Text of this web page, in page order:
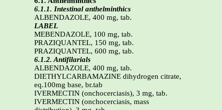
6.1.1. Intestinal anthelminthics
ALBENDAZOLE, 400 mg, tab.
LABEL
MEBENDAZOLE, 100 mg, tab.
PRAZIQUANTEL, 150 mg, tab.
PRAZIQUANTEL, 600 mg, tab.
6.1.2. Antifilarials
ALBENDAZOLE, 400 mg, tab.
DIETHYLCARBAMAZINE dihydrogen citrate,
eq.100mg base, br.tab
IVERMECTIN (onchocerciasis), 3 mg, tab.
IVERMECTIN (onchocerciasis, mass